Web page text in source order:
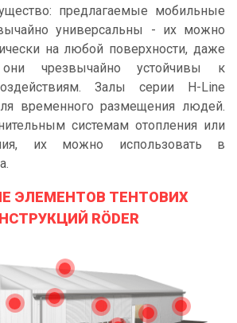
предлагаемые мобильные
универсальны - их можно
на любой поверхности, даже
чрезвычайно устойчивы к
Залы серии H-Line
временного размещения людей.
системам отопления или
их можно использовать в
ЭЛЕМЕНТОВ ТЕНТОВИХ
RÖDER